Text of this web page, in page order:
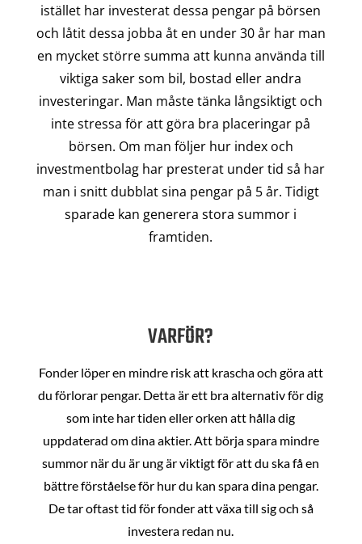
istället har investerat dessa pengar på börsen
och låtit dessa jobba åt en under 30 år har man
en mycket större summa att kunna använda till
viktiga saker som bil, bostad eller andra
investeringar. Man måste tänka långsiktigt och
inte stressa för att göra bra placeringar på
börsen. Om man följer hur index och
investmentbolag har presterat under tid så har
man i snitt dubblat sina pengar på 5 år. Tidigt
sparade kan generera stora summor i
framtiden.
VARFÖR?
Fonder löper en mindre risk att krascha och göra att
du förlorar pengar. Detta är ett bra alternativ för dig
som inte har tiden eller orken att hålla dig
uppdaterad om dina aktier. Att börja spara mindre
summor när du är ung är viktigt för att du ska få en
bättre förståelse för hur du kan spara dina pengar.
De tar oftast tid för fonder att växa till sig och så
investera redan nu.